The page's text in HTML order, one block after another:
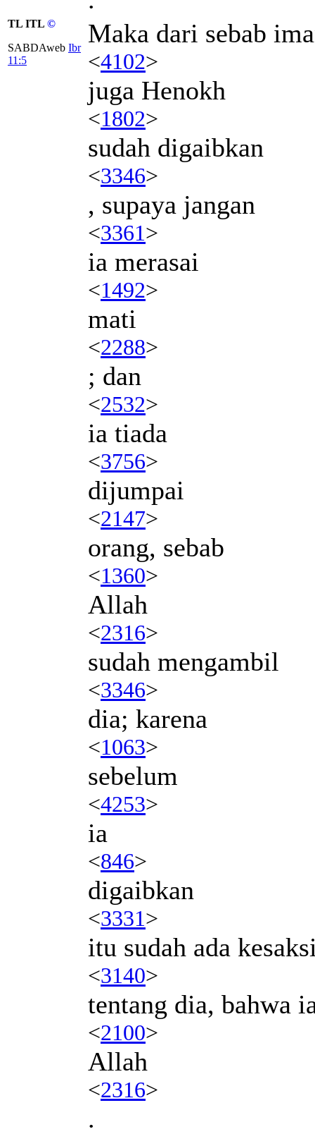
TL ITL ©
SABDAweb Ibr
11:5
Maka dari sebab
<4102>
juga Henokh
<1802>
sudah digaibkan
<3346>
, supaya jangan
<3361>
ia merasai
<1492>
mati
<2288>
; dan
<2532>
ia tiada
<3756>
dijumpai
<2147>
orang, sebab
<1360>
Allah
<2316>
sudah mengambil
<3346>
dia; karena
<1063>
sebelum
<4253>
ia
<846>
digaibkan
<3331>
itu sudah ada
<3140>
tentang dia, bahwa
<2100>
Allah
<2316>
.